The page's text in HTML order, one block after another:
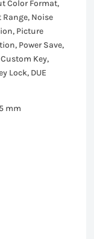
Color Format,
Noise
Picture
Power Save,
Key,
Lock, DUE
mm